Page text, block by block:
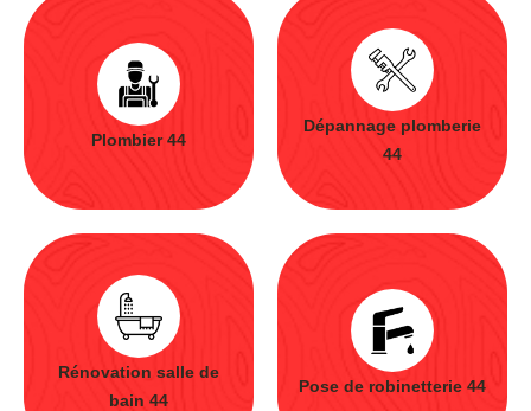
Plombier 44
Dépannage plomberie
44
Rénovation salle de
bain 44
Pose de robinetterie 44